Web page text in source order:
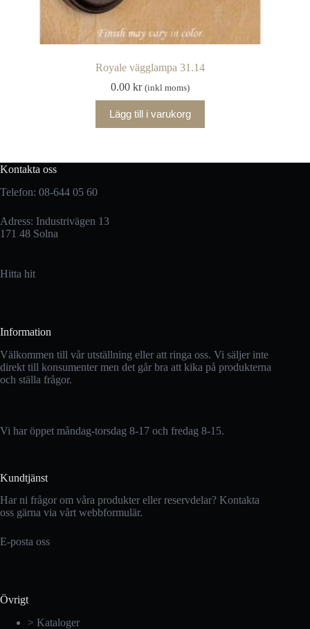
Royale vägglampa 31.14
0.00kr (inkl moms)
Lägg till i varukorg
Kontakta oss
Telefon: 08-644 05 60
Adress: Industrivägen 13
171 48 Solna
Hitta hit
Information
Välkommen till vår utställning eller att ringa oss. Vi säljer inte
direkt till konsumenter men det går bra att kika på produkterna
och ställa frågor.
Vi har öppet måndag-torsdag 8-17 och fredag 8-15.
Kundtjänst
Har ni frågor om våra produkter eller reservdelar? Kontakta
oss gärna via vårt webbformulär.
E-posta oss
Övrigt
> Kataloger